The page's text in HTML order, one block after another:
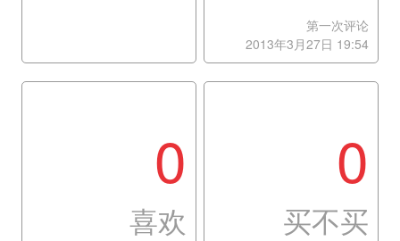
第一次评论
2013年3月27日 19:54
0
喜欢
0
买不买